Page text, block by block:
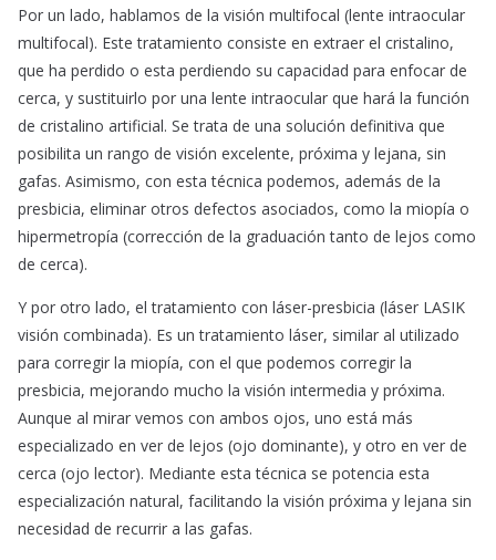
Por un lado, hablamos de la visión multifocal (lente intraocular
multifocal). Este tratamiento consiste en extraer el cristalino,
que ha perdido o esta perdiendo su capacidad para enfocar de
cerca, y sustituirlo por una lente intraocular que hará la función
de cristalino artificial. Se trata de una solución definitiva que
posibilita un rango de visión excelente, próxima y lejana, sin
gafas. Asimismo, con esta técnica podemos, además de la
presbicia, eliminar otros defectos asociados, como la miopía o
hipermetropía (corrección de la graduación tanto de lejos como
de cerca).
Y por otro lado, el tratamiento con láser-presbicia (láser LASIK
visión combinada). Es un tratamiento láser, similar al utilizado
para corregir la miopía, con el que podemos corregir la
presbicia, mejorando mucho la visión intermedia y próxima.
Aunque al mirar vemos con ambos ojos, uno está más
especializado en ver de lejos (ojo dominante), y otro en ver de
cerca (ojo lector). Mediante esta técnica se potencia esta
especialización natural, facilitando la visión próxima y lejana sin
necesidad de recurrir a las gafas.